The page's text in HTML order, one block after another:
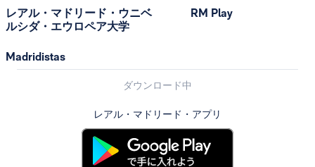
レアル・マドリード・ウニベ
ルシダ・エウロペア大学
Madridistas
RM Play
ダウンロード中
レアル・マドリード・アプリ